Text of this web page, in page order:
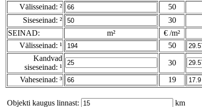
Välisseinad: ²
50
Siseseinad: ²
30
SEINAD:
m² € /m²
Välisseinad: ¹
50
Kandvad
siseseinad: ¹
30
Vaheseinad: ³
19
Objekti kaugus linnast:
km